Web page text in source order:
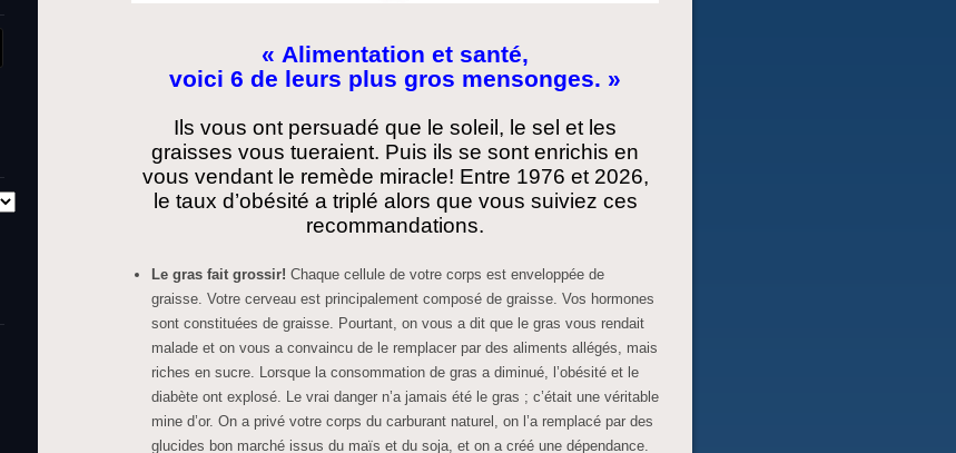
« Alimentation et santé,
voici 6 de leurs plus gros mensonges. »
Ils vous ont persuadé que le soleil, le sel et les
graisses vous tueraient. Puis ils se sont enrichis en
vous vendant le remède miracle! Entre 1976 et 2026,
le taux d’obésité a triplé alors que vous suiviez ces
recommandations.
Le gras fait grossir! Chaque cellule de votre corps est enveloppée de
graisse. Votre cerveau est principalement composé de graisse. Vos hormones
sont constituées de graisse. Pourtant, on vous a dit que le gras vous rendait
malade et on vous a convaincu de le remplacer par des aliments allégés, mais
riches en sucre. Lorsque la consommation de gras a diminué, l’obésité et le
diabète ont explosé. Le vrai danger n’a jamais été le gras ; c’était une véritable
mine d’or. On a privé votre corps du carburant naturel, on l’a remplacé par des
glucides bon marché issus du maïs et du soja, et on a créé une dépendance.